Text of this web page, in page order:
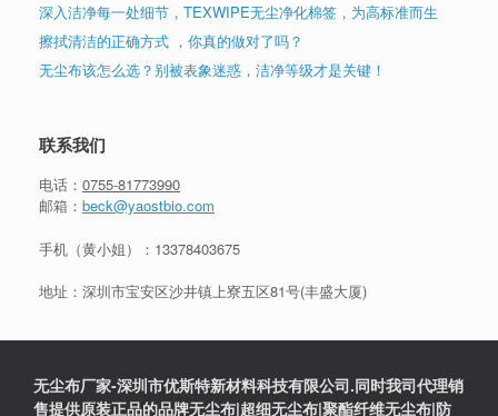
深入洁净每一处细节，TEXWIPE无尘净化棉签，为高标准而生
擦拭清洁的正确方式 ，你真的做对了吗？
无尘布该怎么选？别被表象迷惑，洁净等级才是关键！
联系我们
电话： 0755-81773990
邮箱： beck@yaostbio.com
手机（黄小姐）： 13378403675
地址：深圳市宝安区沙井镇上寮五区81号(丰盛大厦)
无尘布厂家-深圳市优斯特新材料科技有限公司.同时我司代理销
售提供原装正品的品牌无尘布|超细无尘布|聚酯纤维无尘布|防